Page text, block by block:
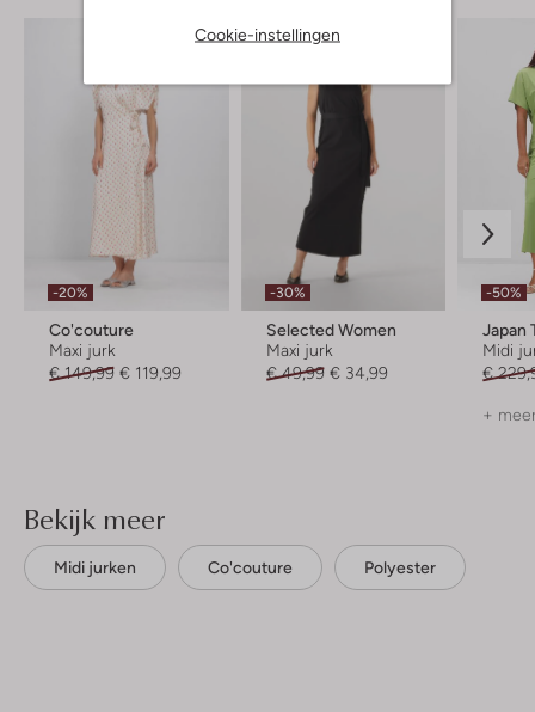
Cookie-instellingen
-20%
Co'couture
Maxi jurk
€ 149,99 € 119,99
-30%
Selected Women
Maxi jurk
€ 49,99 € 34,99
-50%
Japan
Midi
€
+
Bekijk meer
Midi jurken Co'couture Polyester